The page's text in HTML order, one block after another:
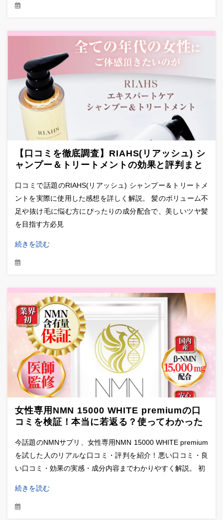
【口コミを徹底調査】RIAHS(リアッシュ) シ
ャンプー＆トリートメントの効果と評判まと
口コミで話題のRIAHS(リアッシュ) シャンプー＆トリートメ
ントを実際に使用した感想を詳しく解説。 髪のボリューム不
足や抜け毛に悩む方にぴったりの成分配合で、美しいツヤ髪
を目指す方必見
続きを読む
女性専用NMN 15000 WHITE premiumの口
コミを検証！本当に若返る？使ってわかった
今話題のNMNサプリ、女性専用NMN 15000 WHITE premium
を試した人のリアルな口コミ・評判を紹介！悪い口コミ・良
い口コミ・効果の実感・成分内容までわかりやすく解説。 初
続きを読む